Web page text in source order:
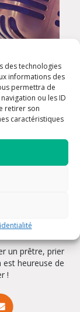
des technologies
informations des
permettra de
ou les ID
retirer son
caractéristiques
un prêtre, prier
est heureuse de
!